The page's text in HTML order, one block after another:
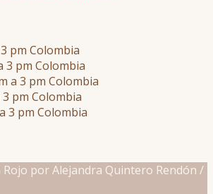
pm Colombia
3 pm Colombia
a 3 pm Colombia
3 pm Colombia
3 pm Colombia
Rojo por Alejandra Quintero Rendón /